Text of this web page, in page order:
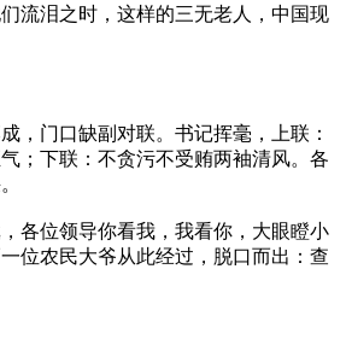
流泪之时，这样的三无老人，中国现
，门口缺副对联。书记挥毫，上联：
；下联：不贪污不受贿两袖清风。各
各位领导你看我，我看你，大眼瞪小
位农民大爷从此经过，脱口而出：查